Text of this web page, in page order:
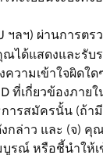
ลฯ) ผ่านการตร
ได้แสดงและรั
วามเข้าใจผิดใ
เกี่ยวข้องภายใ
ารสมัครนั้น (ถ้า
ล่าว และ (จ) คุ
บูรณ์ หรือชี้นำให้